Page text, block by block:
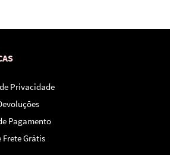
Privacidade
Pagamento
Frete Grátis